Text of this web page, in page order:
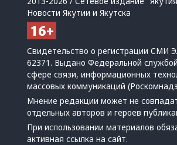
Новости Якутии и Якутска
Свидетельство о регистрации СМИ
62371. Выдано Федеральной
сфере связи, информационных
массовых коммуникаций
Мнение редакции может не
отдельных авторов и героев
При использовании материалов
активная ссылка на сайт.